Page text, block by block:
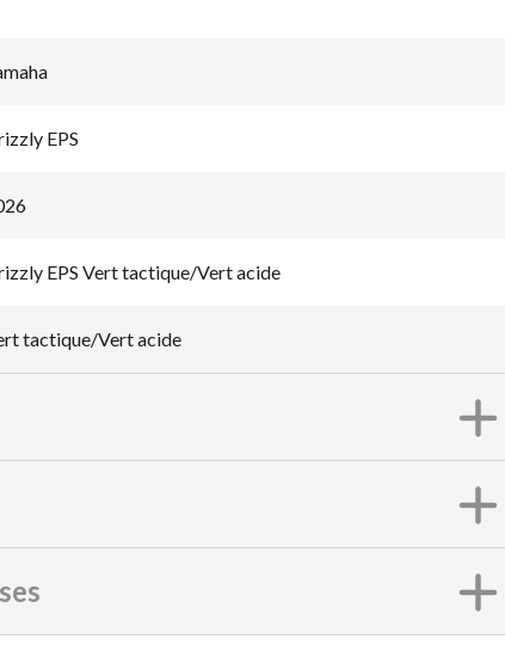
EPS
EPS Vert tactique/Vert acide
tactique/Vert acide